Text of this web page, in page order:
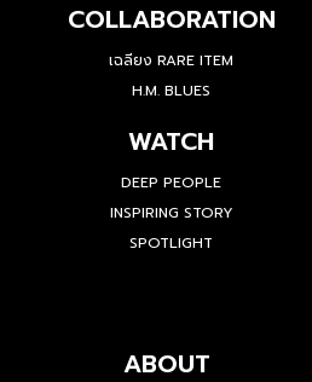
COLLABORATION
เฉลียง RARE ITEM
H.M. BLUES
WATCH
DEEP PEOPLE
INSPIRING STORY
SPOTLIGHT
ABOUT